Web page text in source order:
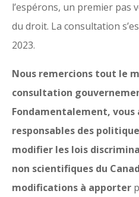
l’espérons, un premier pas
du droit. La consultation
2023.
Nous remercions tout le
consultation
Fondamentalement, vous
responsables des
modifier les lois
non scientifiques du
modifications à apporter